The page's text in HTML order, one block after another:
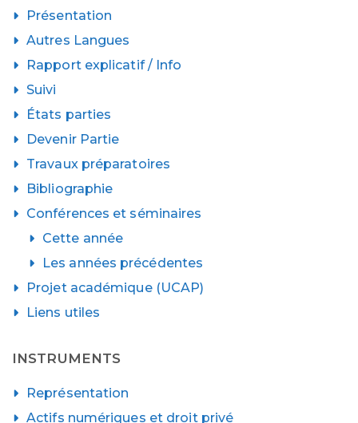
Présentation
Autres Langues
Rapport explicatif / Info
Suivi
États parties
Devenir Partie
Travaux préparatoires
Bibliographie
Conférences et séminaires
Cette année
Les années précédentes
Projet académique (UCAP)
Liens utiles
INSTRUMENTS
Représentation
Actifs numériques et droit privé